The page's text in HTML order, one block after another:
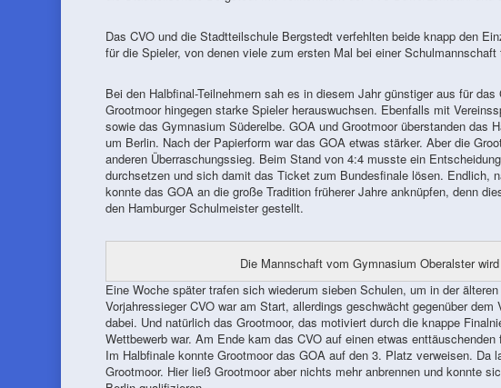
Das CVO und die Stadtteilschule Bergstedt verfehlten beide knapp den
für die Spieler, von denen viele zum ersten Mal bei einer Schulmannschaft
Bei den Halbfinal-Teilnehmern sah es in diesem Jahr günstiger aus für
Grootmoor hingegen starke Spieler herauswuchsen. Ebenfalls mit
sowie das Gymnasium Süderelbe. GOA und Grootmoor überstanden das
um Berlin. Nach der Papierform war das GOA etwas stärker. Aber die
anderen Überraschungssieg. Beim Stand von 4:4 musste ein
durchsetzen und sich damit das Ticket zum Bundesfinale lösen. Endlich,
konnte das GOA an die große Tradition früherer Jahre anknüpfen, denn
den Hamburger Schulmeister gestellt.
Die Mannschaft vom Gymnasium Oberalster
Eine Woche später trafen sich wiederum sieben Schulen, um in der
Vorjahressieger CVO war am Start, allerdings geschwächt gegenüber
dabei. Und natürlich das Grootmoor, das motiviert durch die knappe
Wettbewerb war. Am Ende kam das CVO auf einen etwas
Im Halbfinale konnte Grootmoor das GOA auf den 3. Platz verweisen. Da
Grootmoor. Hier ließ Grootmoor aber nichts mehr anbrennen und konnte